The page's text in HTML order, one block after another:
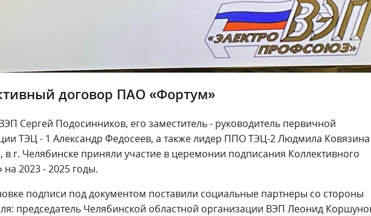
договор ПАО «Фортум»
Сергей Подосинников, его заместитель - руководитель первичной
ТЭЦ - 1 Александр Федосеев, а также лидер ППО ТЭЦ-2 Людмила Ковязина
в г. Челябинске приняли участие в церемонии подписания Коллективного
2023 - 2025 годы.
подписи под документом поставили социальные партнеры со стороны
председатель Челябинской областной организации ВЭП Леонид